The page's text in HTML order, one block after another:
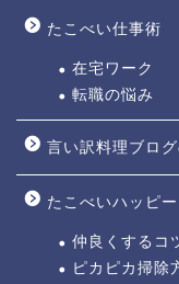
たこべい仕事術
在宅ワーク
転職の悩み
言い訳料理ブログ
たこべいハッピ
仲良くするコ
ピカピカ掃除